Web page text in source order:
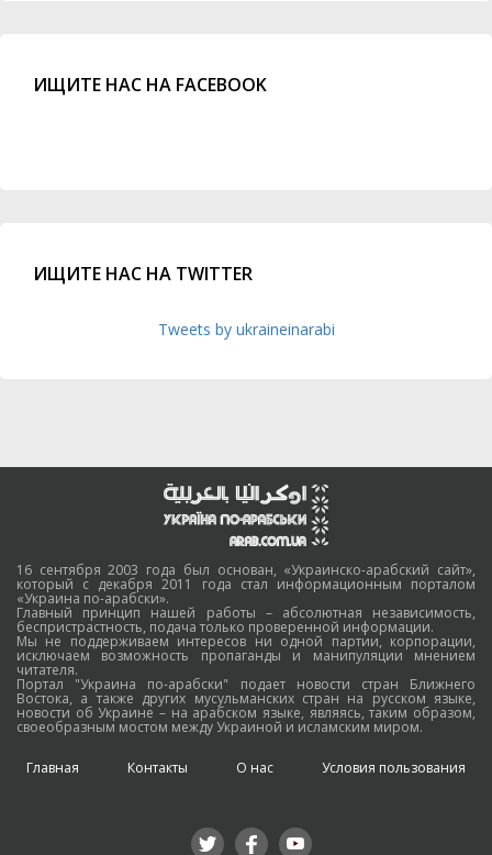
ИЩИТЕ НАС НА FACEBOOK
ИЩИТЕ НАС НА TWITTER
Tweets by ukraineinarabi
16 сентября 2003 года был основан, «Украинско-арабский сайт»,
который с декабря 2011 года стал информационным порталом
«Украина по-арабски».
Главный принцип нашей работы – абсолютная независимость,
беспристрастность, подача только проверенной информации.
Мы не поддерживаем интересов ни одной партии, корпорации,
исключаем возможность пропаганды и манипуляции мнением
читателя.
Портал "Украина по-арабски" подает новости стран Ближнего
Востока, а также других мусульманских стран на русском языке,
новости об Украине – на арабском языке, являясь, таким образом,
своеобразным мостом между Украиной и исламским миром.
Главная Контакты О нас Условия пользования